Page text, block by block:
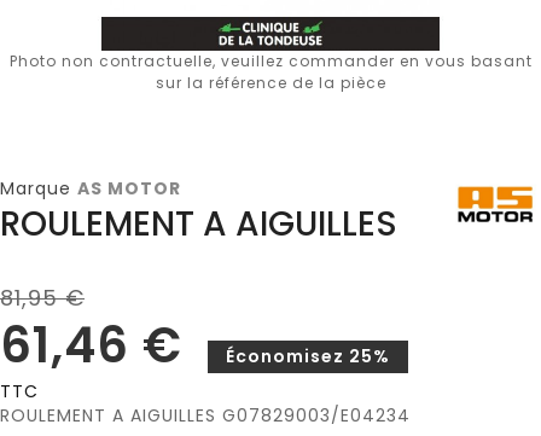
Photo non contractuelle, veuillez commander en vous basant
sur la référence de la pièce
Marque AS MOTOR
ROULEMENT A AIGUILLES
81,95 €
61,46 €
Économisez 25%
TTC
ROULEMENT A AIGUILLES G07829003/E04234